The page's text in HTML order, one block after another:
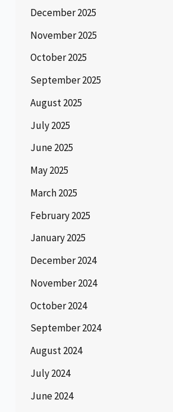
December 2025
November 2025
October 2025
September 2025
August 2025
July 2025
June 2025
May 2025
March 2025
February 2025
January 2025
December 2024
November 2024
October 2024
September 2024
August 2024
July 2024
June 2024